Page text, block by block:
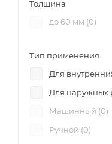
Толщина
до 60 мм (0)
Тип применения
Для
Для наружных
Машинный (0)
Ручной (0)